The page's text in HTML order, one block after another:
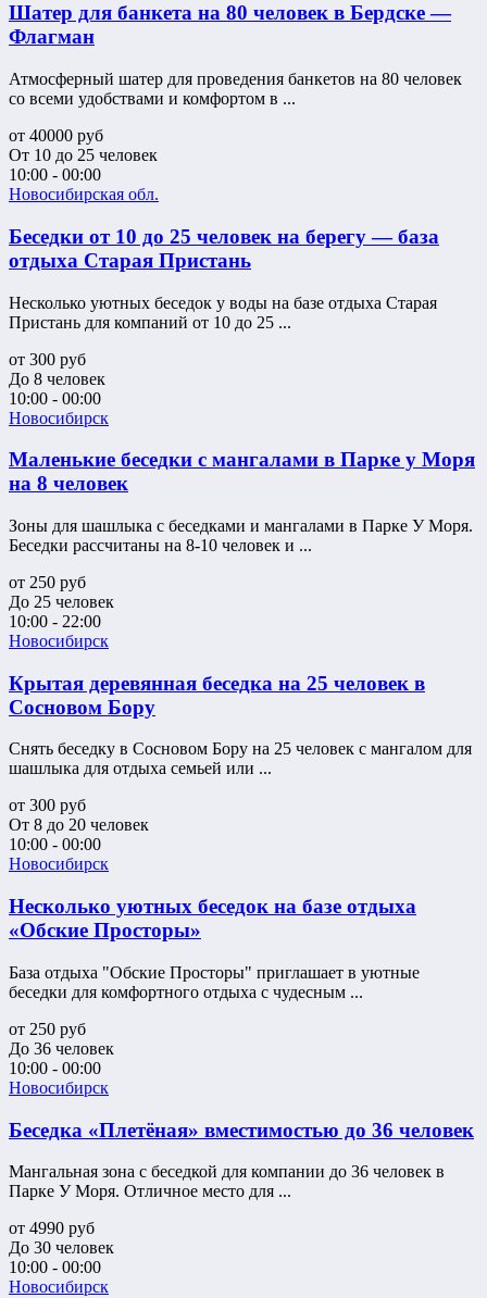
Шатер для банкета на 80 человек в Бердске —
Флагман
Атмосферный шатер для проведения банкетов на 80 человек
со всеми удобствами и комфортом в ...
от 40000 руб
От 10 до 25 человек
10:00 - 00:00
Новосибирская обл.
Беседки от 10 до 25 человек на берегу — база
отдыха Старая Пристань
Несколько уютных беседок у воды на базе отдыха Старая
Пристань для компаний от 10 до 25 ...
от 300 руб
До 8 человек
10:00 - 00:00
Новосибирск
Маленькие беседки с мангалами в Парке у Моря
на 8 человек
Зоны для шашлыка с беседками и мангалами в Парке У Моря.
Беседки рассчитаны на 8-10 человек и ...
от 250 руб
До 25 человек
10:00 - 22:00
Новосибирск
Крытая деревянная беседка на 25 человек в
Сосновом Бору
Снять беседку в Сосновом Бору на 25 человек с мангалом для
шашлыка для отдыха семьей или ...
от 300 руб
От 8 до 20 человек
10:00 - 00:00
Новосибирск
Несколько уютных беседок на базе отдыха
«Обские Просторы»
База отдыха "Обские Просторы" приглашает в уютные
беседки для комфортного отдыха с чудесным ...
от 250 руб
До 36 человек
10:00 - 00:00
Новосибирск
Беседка «Плетёная» вместимостью до 36 человек
Мангальная зона с беседкой для компании до 36 человек в
Парке У Моря. Отличное место для ...
от 4990 руб
До 30 человек
10:00 - 00:00
Новосибирск